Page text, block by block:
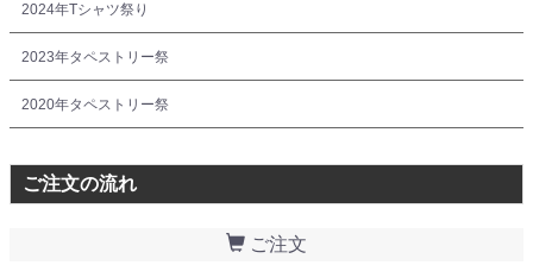
2024年Tシャツ祭り
2023年タペストリー祭
2020年タペストリー祭
ご注文の流れ
ご注文